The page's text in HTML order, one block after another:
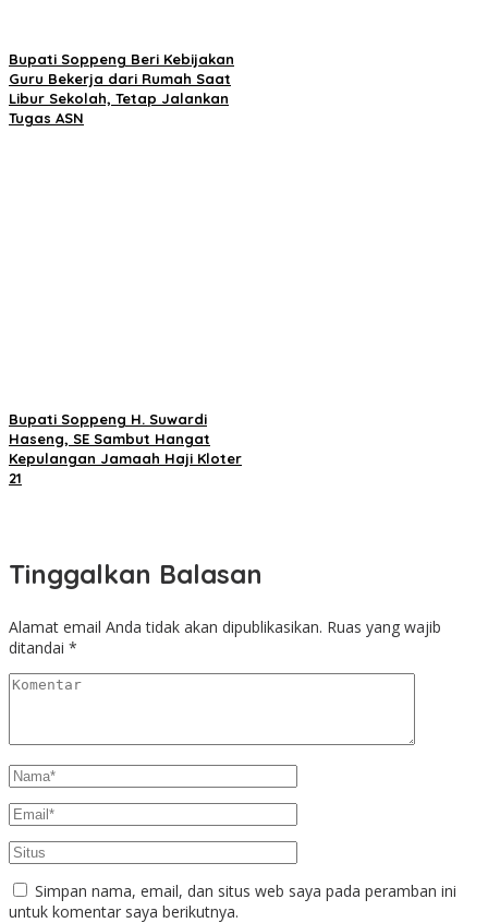
Bupati Soppeng Beri Kebijakan
Guru Bekerja dari Rumah Saat
Libur Sekolah, Tetap Jalankan
Tugas ASN
Bupati Soppeng H. Suwardi
Haseng, SE Sambut Hangat
Kepulangan Jamaah Haji Kloter
21
Tinggalkan Balasan
Alamat email Anda tidak akan dipublikasikan. Ruas yang wajib
ditandai *
Simpan nama, email, dan situs web saya pada peramban ini
untuk komentar saya berikutnya.